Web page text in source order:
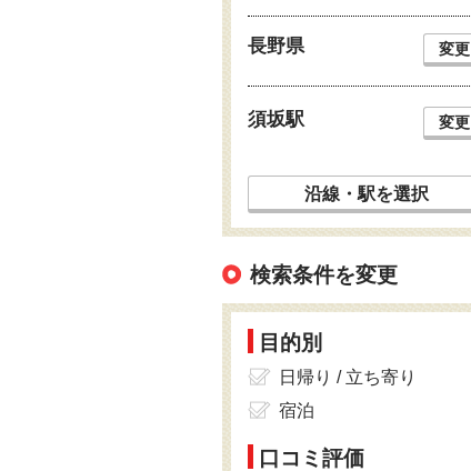
長野県 変更
須坂駅 変更
沿線・駅を選択
検索条件を変更
目的別
日帰り / 立ち寄り
宿泊
口コミ評価